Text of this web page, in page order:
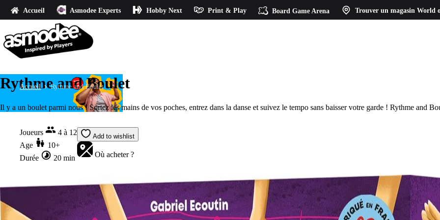
Accueil Asmodee Experts Hobby Next Print & Play Board Game Arena Trouver un magasin World
Accueil Rythme and Boulet
Rythme and Boulet
Il y a un boulet parmi nous ! Sortez les mains de vos poches, entrez dans la danse et suivez le tempo sans baisser votre garde ! Rythme and
Joueurs
4 à 12
Age
10+
Durée
20 min
Add to wishlist
Où acheter ?